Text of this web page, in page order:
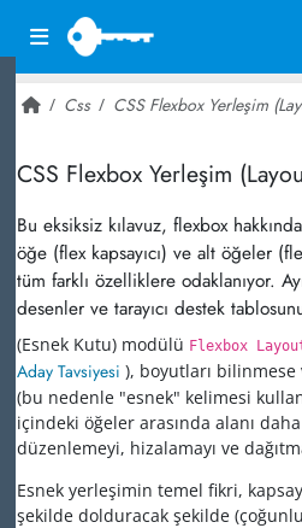
Css CSS Flexbox Yerleşim
CSS Flexbox Yerleşim
Bu eksiksiz kılavuz, flexbox
öğe (flex kapsayıcı) ve alt öğeler
tüm farklı özelliklere odaklanıyor.
desenler ve tarayıcı destek
(Esnek Kutu) modülü Flexbox
Aday Tavsiyesi ), boyutları
(bu nedenle "esnek" kelimesi
içindeki öğeler arasında alanı
düzenlemeyi, hizalamayı ve
Esnek yerleşimin temel fikri,
şekilde dolduracak şekilde